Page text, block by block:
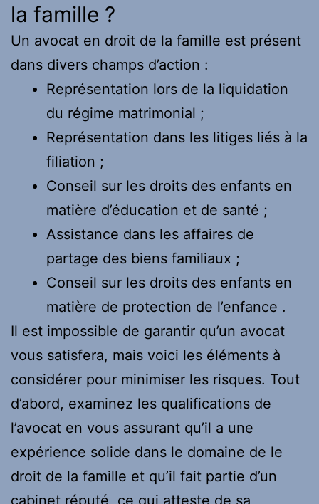
la famille ?
Un avocat en droit de la famille est présent
dans divers champs d’action :
Représentation lors de la liquidation
du régime matrimonial ;
Représentation dans les litiges liés à la
filiation ;
Conseil sur les droits des enfants en
matière d’éducation et de santé ;
Assistance dans les affaires de
partage des biens familiaux ;
Conseil sur les droits des enfants en
matière de protection de l’enfance .
Il est impossible de garantir qu’un avocat
vous satisfera, mais voici les éléments à
considérer pour minimiser les risques. Tout
d’abord, examinez les qualifications de
l’avocat en vous assurant qu’il a une
expérience solide dans le domaine de le
droit de la famille et qu’il fait partie d’un
cabinet réputé, ce qui atteste de sa